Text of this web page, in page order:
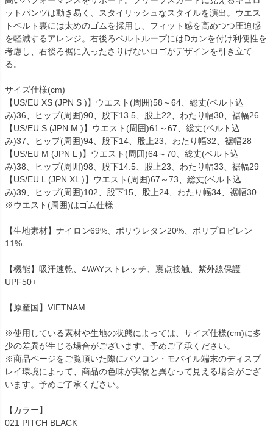
ットパンツは動き易く、スタイリッシュなスタイルを演出。ウエス
トベルト裏には太めのゴムを採用し、フィット感を高めつつ圧迫感
を軽減するアレンジ。右後ろベルトループにはDカンを付け利便性を
考慮し、右後ろ裾に入ったさりげないロゴがデザインを引き立て
る。
サイズ仕様(cm)
【US/EU XS (JPN S )】ウエスト(周囲)58～64、総丈(ベルト込
み)36、ヒップ(周囲)90、股下13.5、股上22、わたり幅30、裾幅26
【US/EU S (JPN M )】ウエスト(周囲)61～67、総丈(ベルト込
み)37、ヒップ(周囲)94、股下14、股上23、わたり幅32、裾幅28
【US/EU M (JPN L )】ウエスト(周囲)64～70、総丈(ベルト込
み)38、ヒップ(周囲)98、股下14.5、股上23、わたり幅33、裾幅29
【US/EU L (JPN XL )】ウエスト(周囲)67～73、総丈(ベルト込
み)39、ヒップ(周囲)102、股下15、股上24、わたり幅34、裾幅30
※ウエスト(周囲)はゴム仕様
【生地素材】ナイロン69%、ポリウレタン20%、ポリプロピレン
11%
【機能】吸汗速乾、4WAYストレッチ、裏点接触、紫外線保護
UPF50+
【原産国】VIETNAM
※使用している素材や生地の状態によっては、サイズ仕様(cm)に多
少の差異が生じる場合がございます。予めご了承ください。
※商品ページをご覧頂いた際にパソコン・モバイル端末のディスプ
レイ環境によって、商品の色味が実物と異なって見える場合がござ
います。予めご了承ください。
【カラー】
021 PITCH BLACK